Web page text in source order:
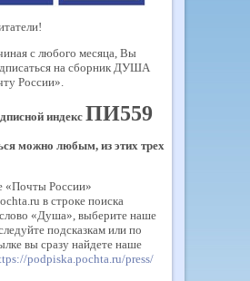
с любого месяца, Вы
на сборник ДУША
России».
индекс ПИ559
можно любым, из этих трех
«Почты России»
в строке поиска
«Душа», выберите наше
подсказкам или по
вы сразу найдете наше
podpiska.pochta.ru/press/